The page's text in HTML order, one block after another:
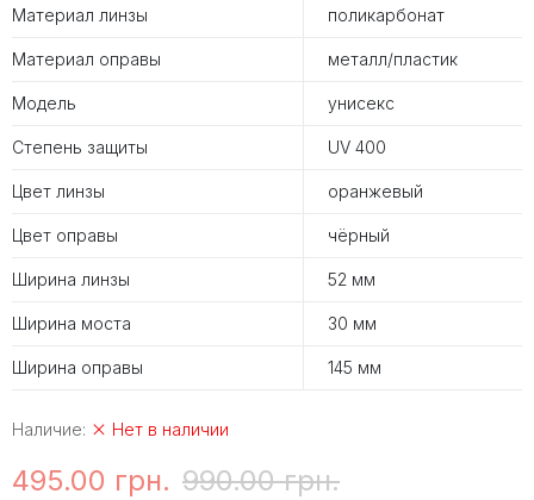
Материал линзы поликарбонат
Материал оправы металл/пластик
Модель унисекс
Степень защиты UV 400
Цвет линзы оранжевый
Цвет оправы чёрный
Ширина линзы 52 мм
Ширина моста 30 мм
Ширина оправы 145 мм
Наличие: Нет в наличии
495.00 грн. 990.00 грн.